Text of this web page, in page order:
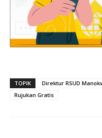
TOPIK Direktur RSUD
Rujukan Gratis